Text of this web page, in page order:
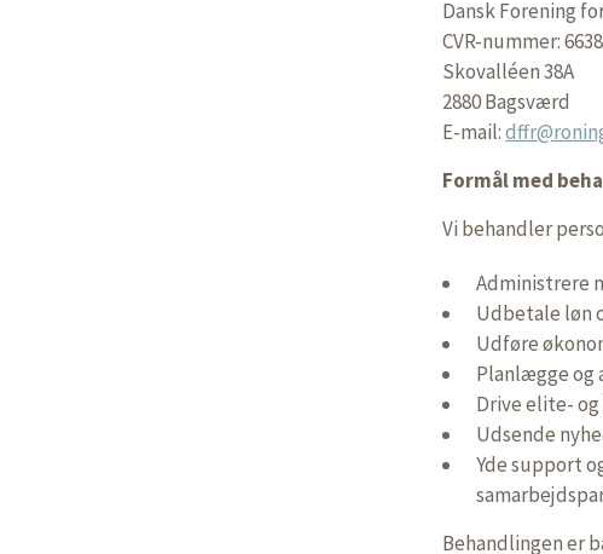
Dansk Forening
CVR-nummer:
Skovalléen 38A
2880 Bagsværd
E-mail:
Formål med
Vi behandler
Administrere
Udbetale løn
Udføre
Planlægge og
Drive elite-
Udsende
Yde support
Behandlingen er